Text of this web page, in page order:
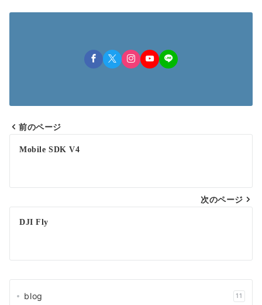
投
ビ
ゲ
シ
ョ
前のページ
Mobile SDK V4
次のページ
DJI Fly
blog 11